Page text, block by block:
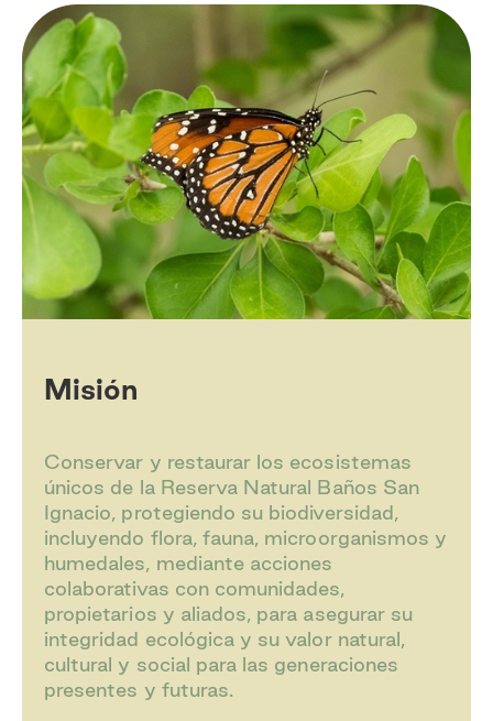
Misión
Conservar y restaurar los ecosistemas
únicos de la Reserva Natural Baños San
Ignacio, protegiendo su biodiversidad,
incluyendo flora, fauna, microorganismos y
humedales, mediante acciones
colaborativas con comunidades,
propietarios y aliados, para asegurar su
integridad ecológica y su valor natural,
cultural y social para las generaciones
presentes y futuras.